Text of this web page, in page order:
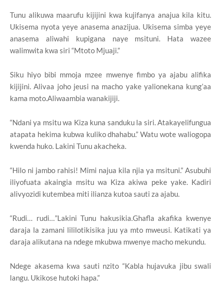
Tunu alikuwa maarufu kijijini kwa kujifanya anajua kila kitu.
Ukisema nyota yeye anasema anazijua. Ukisema simba yeye
anasema aliwahi kupigana naye msituni. Hata wazee
walimwita kwa siri “Mtoto Mjuaji.”
Siku hiyo bibi mmoja mzee mwenye fimbo ya ajabu alifika
kijijini. Alivaa joho jeusi na macho yake yalionekana kung’aa
kama moto.Aliwaambia wanakijiji.
“Ndani ya msitu wa Kiza kuna sanduku la siri. Atakayelifungua
atapata hekima kubwa kuliko dhahabu.” Watu wote waliogopa
kwenda huko. Lakini Tunu akacheka.
“Hilo ni jambo rahisi! Mimi najua kila njia ya msituni.” Asubuhi
iliyofuata akaingia msitu wa Kiza akiwa peke yake. Kadiri
alivyozidi kutembea miti ilianza kutoa sauti za ajabu.
“Rudi… rudi…”Lakini Tunu hakusikia.Ghafla akafika kwenye
daraja la zamani lililotikisika juu ya mto mweusi. Katikati ya
daraja alikutana na ndege mkubwa mwenye macho mekundu.
Ndege akasema kwa sauti nzito “Kabla hujavuka jibu swali
langu. Ukikose hutoki hapa.”